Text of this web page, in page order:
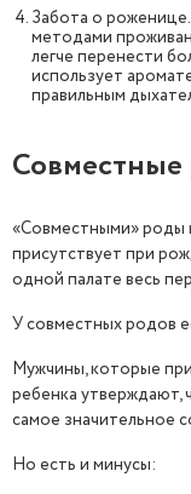
Забота о
методами
легче перенести
использует
правильным
«Совместными» роды
присутствует при
одной палате весь
У совместных родов
Мужчины, которые
ребенка утверждают,
самое значительное
Но есть и минусы: